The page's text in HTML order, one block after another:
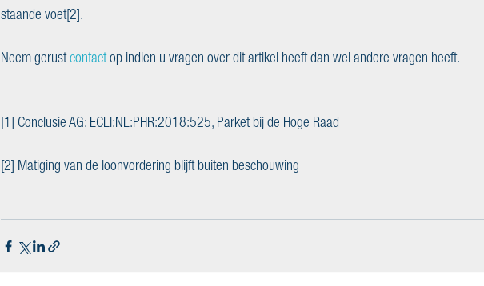
staande voet[2].
Neem gerust contact op indien u vragen over dit artikel heeft dan wel andere vragen heeft.
[1] Conclusie AG: ECLI:NL:PHR:2018:525, Parket bij de Hoge Raad
[2] Matiging van de loonvordering blijft buiten beschouwing